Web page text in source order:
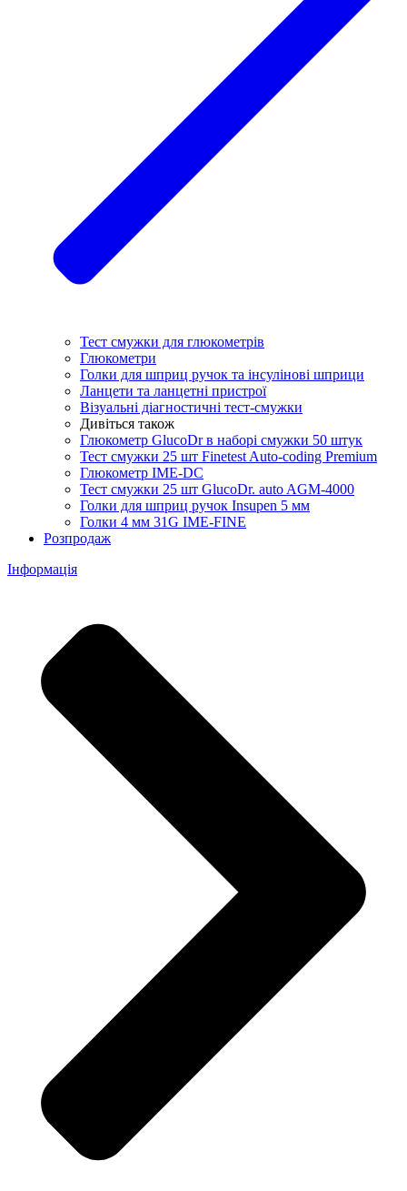
Тест смужки для глюкометрів
Глюкометри
Голки для шприц ручок та інсулінові шприци
Ланцети та ланцетні пристрої
Візуальні діагностичні тест-смужки
Дивіться також
Глюкометр GlucoDr в наборі смужки 50 штук
Тест смужки 25 шт Finetest Auto-coding Premium
Глюкометр IME-DC
Тест смужки 25 шт GlucoDr. auto AGM-4000
Голки для шприц ручок Insupen 5 мм
Голки 4 мм 31G IME-FINE
Розпродаж
Інформація